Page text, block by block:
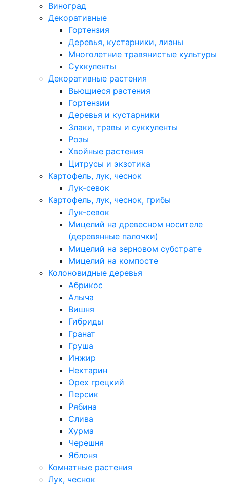
Виноград
Декоративные
Гортензия
Деревья, кустарники, лианы
Многолетние травянистые культуры
Суккуленты
Декоративные растения
Вьющиеся растения
Гортензии
Деревья и кустарники
Злаки, травы и суккуленты
Розы
Хвойные растения
Цитрусы и экзотика
Картофель, лук, чеснок
Лук-севок
Картофель, лук, чеснок, грибы
Лук-севок
Мицелий на древесном носителе
(деревянные палочки)
Мицелий на зерновом субстрате
Мицелий на компосте
Колоновидные деревья
Абрикос
Алыча
Вишня
Гибриды
Гранат
Груша
Инжир
Нектарин
Орех грецкий
Персик
Рябина
Слива
Хурма
Черешня
Яблоня
Комнатные растения
Лук, чеснок